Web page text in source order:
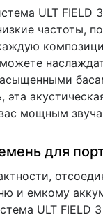
ULT FIELD
частоты,
эта
мощным
для
и емкому
ULT FIELD